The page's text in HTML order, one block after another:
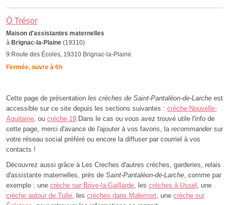
Ô Trésor
Maison d'assistantes maternelles
à Brignac-la-Plaine (19310)
9 Route des Écoles, 19310 Brignac-la-Plaine
Fermée, ouvre à 6h
Cette page de présentation les crèches de Saint-Pantaléon-de-Larche est
accessible sur ce site depuis les sections suivantes : crèche Nouvelle-
Aquitaine, ou crèche 19.Dans le cas ou vous avez trouvé utile l'info de
cette page, merci d'avance de l'ajouter à vos favoris, la recommandersur
votre réseau social préféré ou encore la diffuser par courriel à vos
contacts !
Découvrez aussi grâce à Les Creches d'autres crèches, garderies, relais
d'assistante maternelles, près de Saint-Pantaléon-de-Larche, comme par
exemple : une crèche sur Brive-la-Gaillarde, les crèches à Ussel , une
crèche autour de Tulle, les crèches dans Malemort, une crèche sur